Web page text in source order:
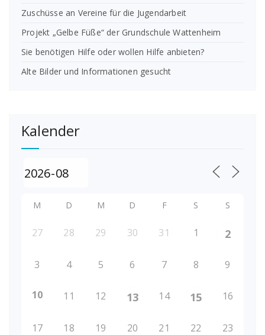
Zuschüsse an Vereine für die Jugendarbeit
Projekt „Gelbe Füße“ der Grundschule Wattenheim
Sie benötigen Hilfe oder wollen Hilfe anbieten?
Alte Bilder und Informationen gesucht
Kalender
M D M D F S S
27 28 29 30 31 1 2
3 4 5 6 7 8 9
10 11 12 13 14 15 16
17 18 19 20 21 22 23